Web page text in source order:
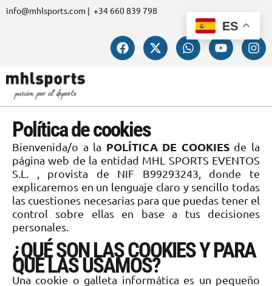
info@mhlsports.com | +34 660 839 798
Política de cookies
Bienvenida/o a la POLÍTICA DE COOKIESde la
página web de la entidad MHL SPORTS EVENTOS
S.L. , provista de NIF B99293243, donde te
explicaremos en un lenguaje claro y sencillo todas
las cuestiones necesarias para que puedas tener el
control sobre ellas en base a tus decisiones
personales.
¿QUÉ SON LAS COOKIES Y PARA
QUÉ LAS USAMOS?
Una cookie o galleta informática es un pequeño
ES